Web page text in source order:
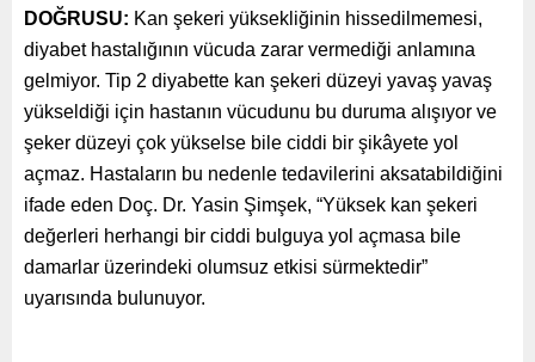
DOĞRUSU: Kan şekeri yüksekliğinin hissedilmemesi,
diyabet hastalığının vücuda zarar vermediği anlamına
gelmiyor. Tip 2 diyabette kan şekeri düzeyi yavaş yavaş
yükseldiği için hastanın vücudunu bu duruma alışıyor ve
şeker düzeyi çok yükselse bile ciddi bir şikâyete yol
açmaz. Hastaların bu nedenle tedavilerini aksatabildiğini
ifade eden Doç. Dr. Yasin Şimşek, “Yüksek kan şekeri
değerleri herhangi bir ciddi bulguya yol açmasa bile
damarlar üzerindeki olumsuz etkisi sürmektedir”
uyarısında bulunuyor.